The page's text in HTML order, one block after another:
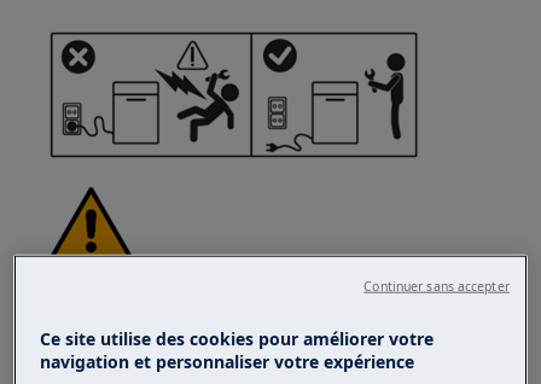
RISQUE DE BLESSURE
Ce site utilise des cookies pour améliorer votre
navigation et personnaliser votre expérience
Continuer sans accepter